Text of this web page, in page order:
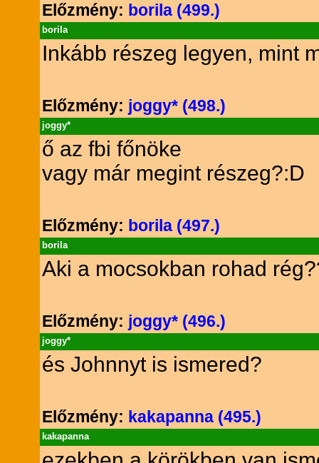
Előzmény: borila (499.)
borila
Inkább részeg legyen, mint
Előzmény: joggy* (498.)
joggy*
ő az fbi főnöke
vagy már megint részeg?:D
Előzmény: borila (497.)
borila
Aki a mocsokban rohad
Előzmény: joggy* (496.)
joggy*
és Johnnyt is ismered?
Előzmény: kakapanna (495.)
kakapanna